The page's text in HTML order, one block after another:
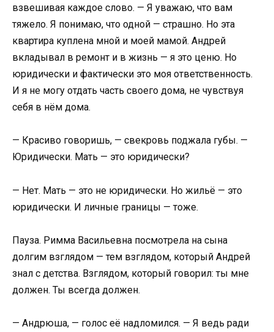
взвешивая каждое слово. — Я уважаю, что вам
тяжело. Я понимаю, что одной — страшно. Но эта
квартира куплена мной и моей мамой. Андрей
вкладывал в ремонт и в жизнь — я это ценю. Но
юридически и фактически это моя ответственность.
И я не могу отдать часть своего дома, не чувствуя
себя в нём дома.
— Красиво говоришь, — свекровь поджала губы. —
Юридически. Мать — это юридически?
— Нет. Мать — это не юридически. Но жильё — это
юридически. И личные границы — тоже.
Пауза. Римма Васильевна посмотрела на сына
долгим взглядом — тем взглядом, который Андрей
знал с детства. Взглядом, который говорил: ты мне
должен. Ты всегда должен.
— Андрюша, — голос её надломился. — Я ведь ради